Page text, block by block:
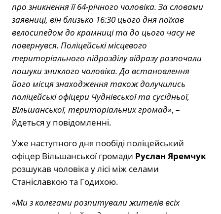
про зникнення її 64-річного чоловіка. За словами
заявниці, він близько 16:30 цього дня поїхав
велосипедом до крамниці та до цього часу не
повернувся. Поліцейські місцевого
територіального підрозділу відразу розпочали
пошуки зниклого чоловіка. До встановлення
його місця знаходження також долучились
поліцейські офіцери Чуднівської та сусідньої,
Вільшанської, територіальних громад», –
йдеться у повідомленні.
Уже наступного дня пообіді поліцейський
офіцер Вільшанської громади Руслан Яремчук
розшукав чоловіка у лісі між селами
Станіславкою та Годихою.
«Ми з колегами розпитували жителів всіх